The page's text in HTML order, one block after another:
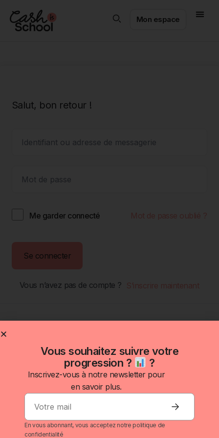
Mon espace
Salut, bon retour !
Me garder connecté
Se connecter
Vous n’avez pas de compte ?
Investir
J’investis :
fais
bosser ton
S'informer
Se former
Outils À propos
Inscrivez-
vous à à
Vous souhaitez suivre votre
progression ?
?
Inscrivez-vous à notre newsletter pour
en savoir plus.
En vous abonnant, vous acceptez notre politique de
confidentialité